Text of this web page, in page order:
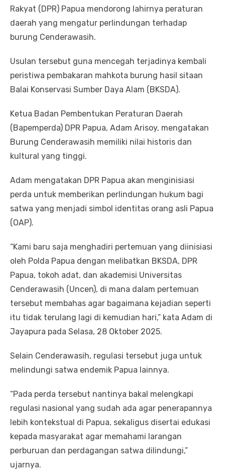
Rakyat (DPR) Papua mendorong lahirnya peraturan
daerah yang mengatur perlindungan terhadap
burung Cenderawasih.
Usulan tersebut guna mencegah terjadinya kembali
peristiwa pembakaran mahkota burung hasil sitaan
Balai Konservasi Sumber Daya Alam (BKSDA).
Ketua Badan Pembentukan Peraturan Daerah
(Bapemperda) DPR Papua, Adam Arisoy, mengatakan
Burung Cenderawasih memiliki nilai historis dan
kultural yang tinggi.
Adam mengatakan DPR Papua akan menginisiasi
perda untuk memberikan perlindungan hukum bagi
satwa yang menjadi simbol identitas orang asli Papua
(OAP).
“Kami baru saja menghadiri pertemuan yang diinisiasi
oleh Polda Papua dengan melibatkan BKSDA, DPR
Papua, tokoh adat, dan akademisi Universitas
Cenderawasih (Uncen), di mana dalam pertemuan
tersebut membahas agar bagaimana kejadian seperti
itu tidak terulang lagi di kemudian hari,” kata Adam di
Jayapura pada Selasa, 28 Oktober 2025.
Selain Cenderawasih, regulasi tersebut juga untuk
melindungi satwa endemik Papua lainnya.
“Pada perda tersebut nantinya bakal melengkapi
regulasi nasional yang sudah ada agar penerapannya
lebih kontekstual di Papua, sekaligus disertai edukasi
kepada masyarakat agar memahami larangan
perburuan dan perdagangan satwa dilindungi,”
ujarnya.